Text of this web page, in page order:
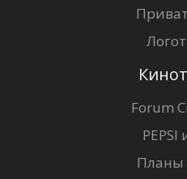
Forum
PEPSI
Планы